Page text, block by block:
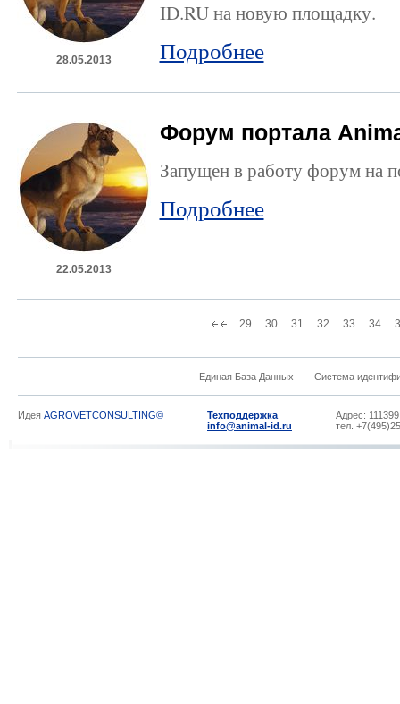
28.05.2013
ID.RU на новую площадку.
Подробнее
22.05.2013
Форум портала
Запущен в работу форум на
Подробнее
29 30 31 32 33 34
Единая База Данных Система
Идея AGROVETCONSULTING©
Техподдержка
info@animal-id.ru
Адрес:
тел.